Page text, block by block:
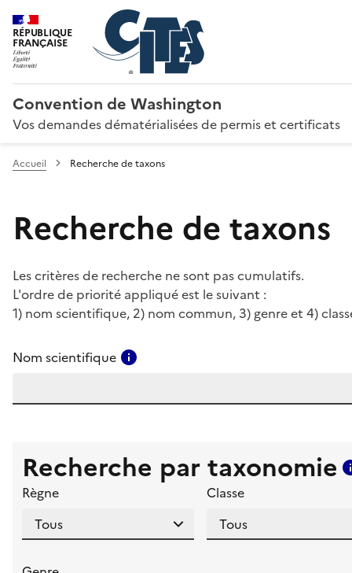
RÉPUBLIQUE
FRANÇAISE
Convention de Washington
Vos demandes dématérialisées de permis et certificats
Accueil Recherche de taxons
Recherche de taxons
Les critères de recherche ne sont pas cumulatifs.
L'ordre de priorité appliqué est le suivant :
1) nom scientifique, 2) nom commun, 3) genre et 4)
Nom scientifique
Recherche par taxonomie
Règne Classe